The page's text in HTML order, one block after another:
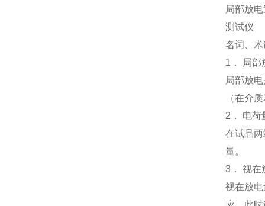
局部放
测试仪
名词、
1． 局部
局部放
（在介
2． 电荷
在试品
量。
3． 视在
视在放